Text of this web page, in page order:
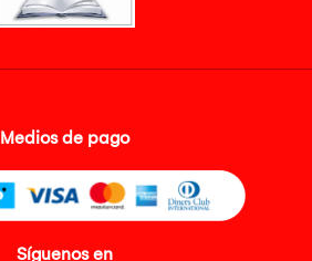
Medios de pago
Síguenos en